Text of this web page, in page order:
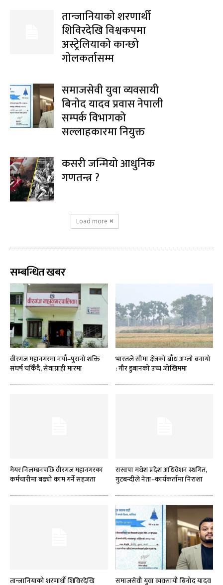
तान्जानियाको शरणार्थी
शिविरदेखि विश्वकपमा
अस्ट्रेलियाको कान्छो
गोलकर्तासम्म
समाजसेवी युवा व्यवसायी
बिनोद यादव प्रवास नेपाली
सम्पर्क विभागको
सल्लाहकारमा नियुक्त
कसरी जन्मियो आधुनिक
गणतन्त्र ?
Load more
सम्बन्धित खबर
वीरगज महानगरमा नयाँ–पुरानो शक्ति
संघर्ष चर्किँदै, सेवाग्राही मारमा
भारतले सीमा क्षेत्रको बाँध अग्लो बनायो
: गौर डुबानको उच्च जोखिममा
मेयर निलम्बनपछि वीरगज महानगरका
कर्मचारीमा बढ्यो काम गर्ने सहजता
रास्वपा मधेश प्रदेश अधिवेशन स्थगित,
गुटबन्दीले नेता–कार्यकर्तामा निराशा
तान्जानियाको शरणार्थी शिविरदेखि
समाजसेवी युवा व्यवसायी बिनोद यादव